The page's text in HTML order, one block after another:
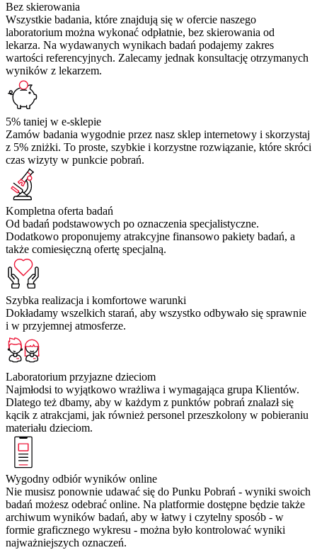
Bez skierowania
Wszystkie badania, które znajdują się w ofercie naszego
laboratorium można wykonać odpłatnie, bez skierowania od
lekarza. Na wydawanych wynikach badań podajemy zakres
wartości referencyjnych. Zalecamy jednak konsultację otrzymanych
wyników z lekarzem.
5% taniej w e-sklepie
Zamów badania wygodnie przez nasz sklep internetowy i skorzystaj
z 5% zniżki. To proste, szybkie i korzystne rozwiązanie, które skróci
czas wizyty w punkcie pobrań.
Kompletna oferta badań
Od badań podstawowych po oznaczenia specjalistyczne.
Dodatkowo proponujemy atrakcyjne finansowo pakiety badań, a
także comiesięczną ofertę specjalną.
Szybka realizacja i komfortowe warunki
Dokładamy wszelkich starań, aby wszystko odbywało się sprawnie
i w przyjemnej atmosferze.
Laboratorium przyjazne dzieciom
Najmłodsi to wyjątkowo wrażliwa i wymagająca grupa Klientów.
Dlatego też dbamy, aby w każdym z punktów pobrań znalazł się
kącik z atrakcjami, jak również personel przeszkolony w pobieraniu
materiału dzieciom.
Wygodny odbiór wyników online
Nie musisz ponownie udawać się do Punku Pobrań - wyniki swoich
badań możesz odebrać online. Na platformie dostępne będzie także
archiwum wyników badań, aby w łatwy i czytelny sposób - w
formie graficznego wykresu - można było kontrolować wyniki
najważniejszych oznaczeń.